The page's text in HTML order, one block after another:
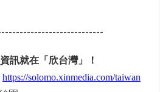
訊就在「欣台灣」！
https://solomo.xinmedia.com/taiwan